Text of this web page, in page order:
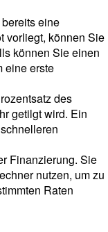
eine
vorliegt, können Sie
können Sie einen
eine erste
des
getilgt wird. Ein
Finanzierung. Sie
nutzen, um zu
Raten